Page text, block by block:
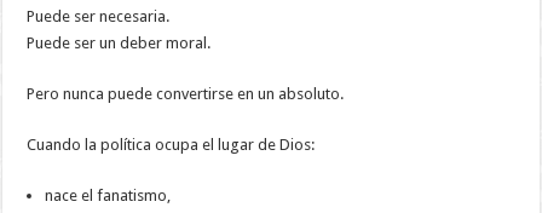
Puede ser necesaria.
Puede ser un deber moral.
Pero nunca puede convertirse en un absoluto.
Cuando la política ocupa el lugar de Dios:
nace el fanatismo,